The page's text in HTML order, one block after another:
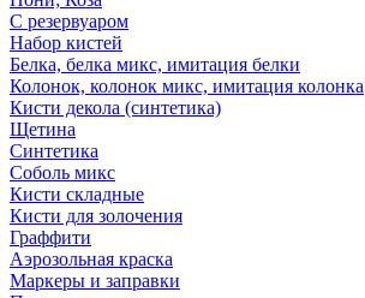
С резервуаром
Набор кистей
Белка, белка микс, имитация белки
Колонок, колонок микс, имитация колонка
Кисти декола (синтетика)
Щетина
Синтетика
Соболь микс
Кисти складные
Кисти для золочения
Граффити
Аэрозольная краска
Маркеры и заправки